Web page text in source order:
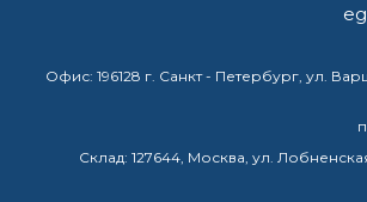
Certacor 510
638
КУПИТЬ
Офис: 196128 г. Санкт - Петербург, ул.
Склад: 127644, Москва, ул.